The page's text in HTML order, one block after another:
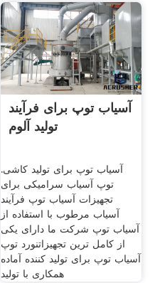
آسیاب توپ برای فرآیند
تولید آلوم
آسیاب توپ برای تولید کاشی.
توپ آسیاب سرامیکی برای
تجهیزات آسیاب توپ فرآیند
آسیاب مرطوب با استفاده از
آسیاب توپ شرکت ما دارای یکی
از کامل ترین تجهیزاتنورد توپ
آسیاب توپ برای تولید کننده آماده
همکاری با تولید